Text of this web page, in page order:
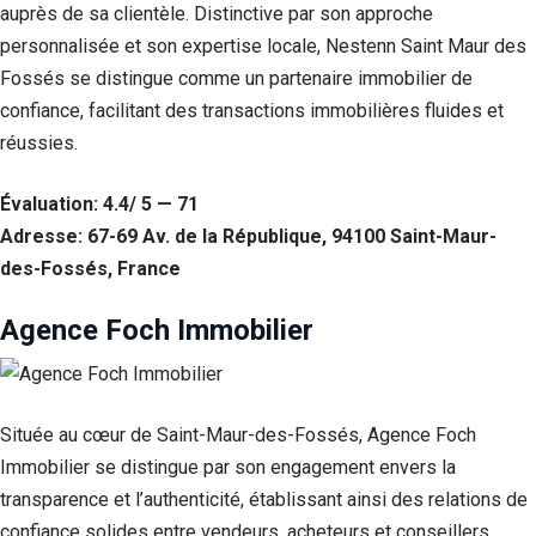
auprès de sa clientèle. Distinctive par son approche
personnalisée et son expertise locale, Nestenn Saint Maur des
Fossés se distingue comme un partenaire immobilier de
confiance, facilitant des transactions immobilières fluides et
réussies.
Évaluation: 4.4/ 5 — 71
Adresse: 67-69 Av. de la République, 94100 Saint-Maur-
des-Fossés, France
Agence Foch Immobilier
Située au cœur de Saint-Maur-des-Fossés, Agence Foch
Immobilier se distingue par son engagement envers la
transparence et l’authenticité, établissant ainsi des relations de